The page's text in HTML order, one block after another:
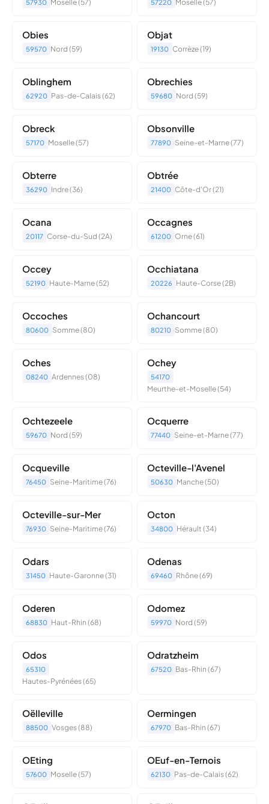
57930 Moselle (57) 57220 Moselle (57)
Obies
59570 Nord (59)
Objat
19130 Corrèze (19)
Oblinghem
62920 Pas-de-Calais (62)
Obrechies
59680 Nord (59)
Obreck
57170 Moselle (57)
Obsonville
77890 Seine-et-Marne (77)
Obterre
36290 Indre (36)
Obtrée
21400 Côte-d'Or (21)
Ocana
20117 Corse-du-Sud (2A)
Occagnes
61200 Orne (61)
Occey
52190 Haute-Marne (52)
Occhiatana
20226 Haute-Corse (2B)
Occoches
80600 Somme (80)
Ochancourt
80210 Somme (80)
Oches
08240 Ardennes (08)
Ochey
54170
Meurthe-et-Moselle (54)
Ochtezeele
59670 Nord (59)
Ocquerre
77440 Seine-et-Marne (77)
Ocqueville
76450 Seine-Maritime (76)
Octeville-l'Avenel
50630 Manche (50)
Octeville-sur-Mer
76930 Seine-Maritime (76)
Octon
34800 Hérault (34)
Odars
31450 Haute-Garonne (31)
Odenas
69460 Rhône (69)
Oderen
68830 Haut-Rhin (68)
Odomez
59970 Nord (59)
Odos
65310
Hautes-Pyrénées (65)
Odratzheim
67520 Bas-Rhin (67)
Oëlleville
88500 Vosges (88)
Oermingen
67970 Bas-Rhin (67)
OEting
57600 Moselle (57)
OEuf-en-Ternois
62130 Pas-de-Calais (62)